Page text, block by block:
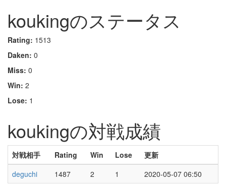
koukingのステータス
Rating: 1513
Daken: 0
Miss: 0
Win: 2
Lose: 1
koukingの対戦成績
対戦相手 Rating Win Lose
更新
deguchi
1487 2 1 2020-05-07 06:50